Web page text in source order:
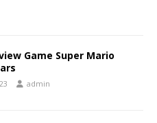
Game Super Mario
admin